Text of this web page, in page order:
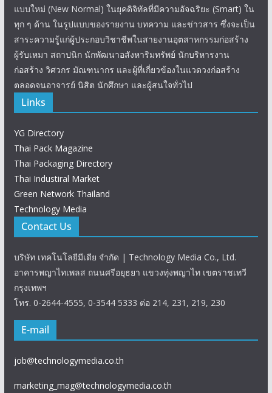
แบบใหม่ (New Normal) ในยุคดิจิทัลที่มีความอัจฉริยะ (Smart) ใน
ทุก ๆ ด้าน ในรูปแบบของรายงาน บทความ และข่าวสาร ซึ่งจะเป็น
สาระความรู้แก่ผู้ประกอบวิชาชีพในสายงานอุตสาหกรรมก่อสร้าง
ผู้รับเหมา สถาปนิก นักพัฒนาอสังหาริมทรัพย์ นักบริหารงาน
ก่อสร้าง วิศวกร มัณฑนากร และผู้ที่เกี่ยวข้องในแวดวงก่อสร้าง
ตลอดจนอาจารย์ นิสิต นักศึกษา และผู้สนใจทั่วไป
Links
YG Directory
Thai Pack Magazine
Thai Packaging Directory
Thai Industiral Market
Green Network Thailand
Technology Media
Contact Us
บริษัท เทคโนโลยีมีเดีย จำกัด | Technology Media Co., Ltd.
อาคารพญาไทเพลส ถนนศรีอยุธยา แขวงทุ่งพญาไท เขตราชเทวี
กรุงเทพฯ
โทร. 0-2644-4555, 0-3544 5333 ต่อ 214, 231, 219, 230
E-mail
job@technologymedia.co.th
marketing_mag@technologymedia.co.th